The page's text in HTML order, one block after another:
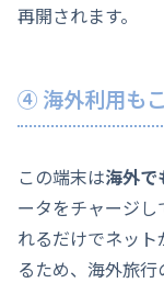
再開されます。
④ 海外利用も
この端末は海外で
ータをチャージ
れるだけでネッ
るため、海外旅